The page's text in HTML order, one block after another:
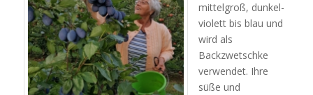
mittelgroß, dunkel-
violett bis blau und
wird als
Backzwetschke
verwendet. Ihre
süße und